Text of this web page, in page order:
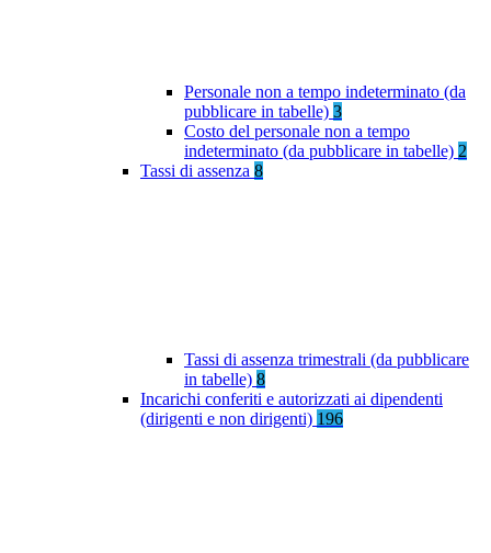
Personale non a tempo indeterminato (da
pubblicare in tabelle) 3
Costo del personale non a tempo
indeterminato (da pubblicare in tabelle) 2
Tassi di assenza 8
Tassi di assenza trimestrali (da pubblicare
in tabelle) 8
Incarichi conferiti e autorizzati ai dipendenti
(dirigenti e non dirigenti) 196